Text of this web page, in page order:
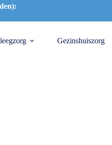
Gezinshuiszorg